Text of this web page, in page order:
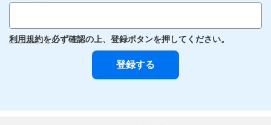
利用規約を必ず確認の上、登録ボタンを押してください。